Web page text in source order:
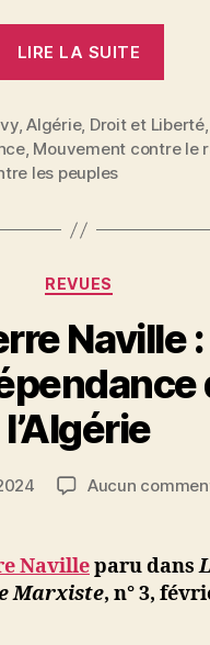
LIRE LA SUITE
Les
,Algérie, Droit et Liberté,
, Mouvement contre le
les peuples
Catégories
REVUES
Naville :
l’Algérie
a
r
N
ji
b
Aucun
Navilleparu dans
Marxiste, n° 3,